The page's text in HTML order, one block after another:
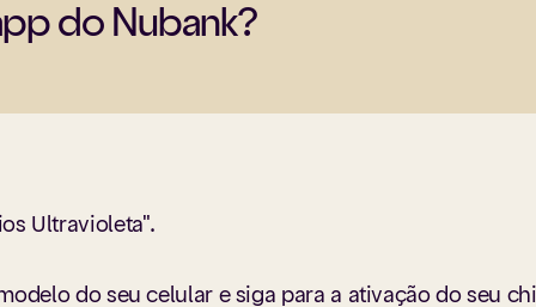
do Nubank?
Ultravioleta".
do seu celular e siga para a ativação do seu